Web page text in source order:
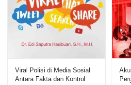
Viral Polisi di Media Sosial
Antara Fakta dan Kontrol